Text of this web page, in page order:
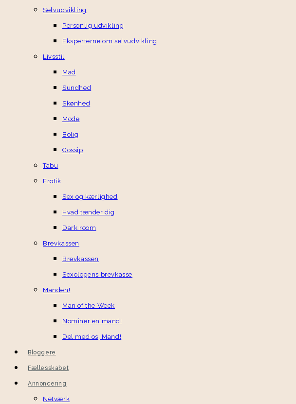
Selvudvikling
Personlig udvikling
Eksperterne om selvudvikling
Livsstil
Mad
Sundhed
Skønhed
Mode
Bolig
Gossip
Tabu
Erotik
Sex og kærlighed
Hvad tænder dig
Dark room
Brevkassen
Brevkassen
Sexologens brevkasse
Manden!
Man of the Week
Nominer en mand!
Del med os, Mand!
Bloggere
Fællesskabet
Annoncering
Netværk